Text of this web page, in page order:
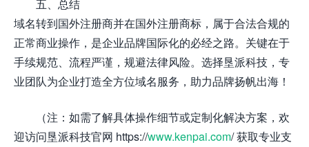
五、总结
域名转到国外注册商并在国外注册商标，属于合法合规的
正常商业操作，是企业品牌国际化的必经之路。关键在于
手续规范、流程严谨，规避法律风险。选择垦派科技，专
业团队为企业打造全方位域名服务，助力品牌扬帆出海！
（注：如需了解具体操作细节或定制化解决方案，欢
迎访问垦派科技官网 https://www.kenpai.com/ 获取专业支